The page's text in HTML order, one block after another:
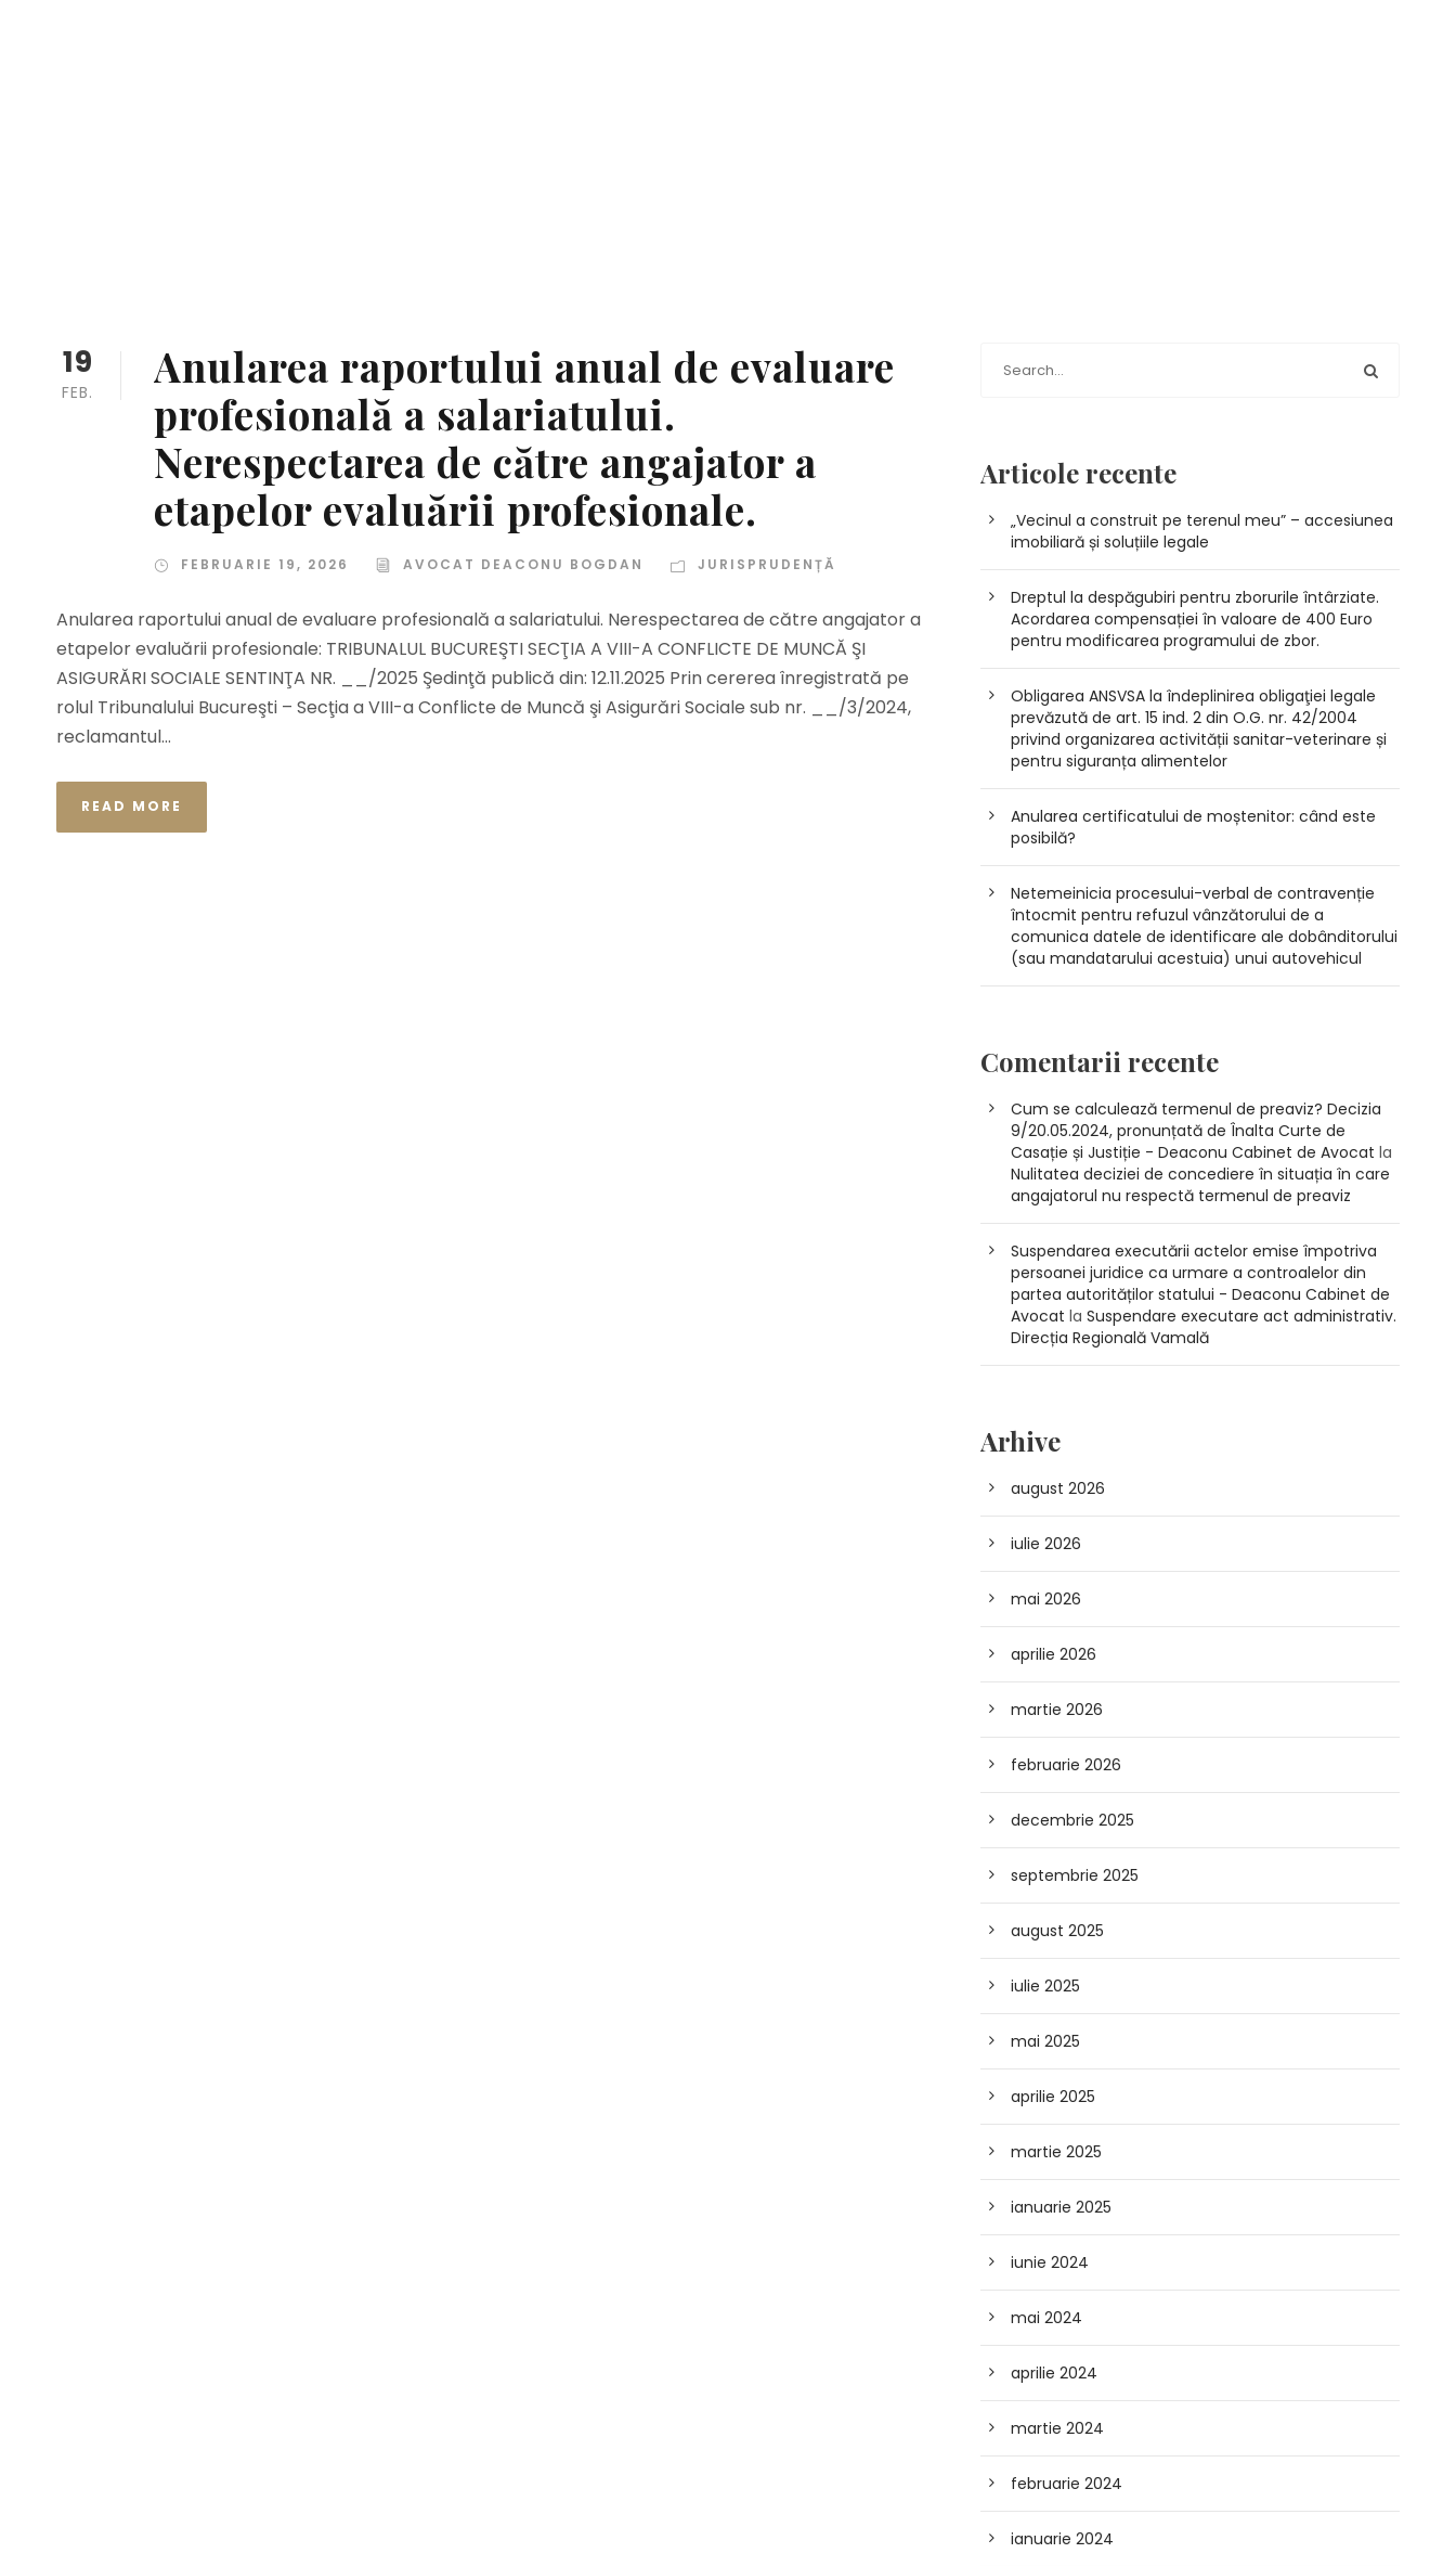
19
FEB.
Anularea raportului anual de evaluare
profesională a salariatului.
Nerespectarea de către angajator a
etapelor evaluării profesionale.
FEBRUARIE 19, 2026 AVOCAT DEACONU BOGDAN JURISPRUDENȚĂ
Anularea raportului anual de evaluare profesională a salariatului. Nerespectarea de către angajator a
etapelor evaluării profesionale: TRIBUNALUL BUCUREŞTI SECŢIA A VIII-A CONFLICTE DE MUNCĂ ŞI
ASIGURĂRI SOCIALE SENTINŢA NR. __/2025 Şedinţă publică din: 12.11.2025 Prin cererea înregistrată pe
rolul Tribunalului Bucureşti – Secţia a VIII-a Conflicte de Muncă şi Asigurări Sociale sub nr. __/3/2024,
reclamantul...
READ MORE
Articole recente
„Vecinul a construit pe terenul meu” – accesiunea
imobiliară și soluțiile legale
Dreptul la despăgubiri pentru zborurile întârziate.
Acordarea compensației în valoare de 400 Euro
pentru modificarea programului de zbor.
Obligarea ANSVSA la îndeplinirea obligaţiei legale
prevăzută de art. 15 ind. 2 din O.G. nr. 42/2004
privind organizarea activității sanitar-veterinare și
pentru siguranța alimentelor
Anularea certificatului de moștenitor: când este
posibilă?
Netemeinicia procesului-verbal de contravenție
întocmit pentru refuzul vânzătorului de a
comunica datele de identificare ale dobânditorului
(sau mandatarului acestuia) unui autovehicul
Comentarii recente
Cum se calculează termenul de preaviz? Decizia
9/20.05.2024, pronunțată de Înalta Curte de
Casație și Justiție - Deaconu Cabinet de Avocat la
Nulitatea deciziei de concediere în situația în care
angajatorul nu respectă termenul de preaviz
Suspendarea executării actelor emise împotriva
persoanei juridice ca urmare a controalelor din
partea autorităților statului - Deaconu Cabinet de
Avocat laSuspendare executare act administrativ.
Direcția Regională Vamală
Arhive
august 2026
iulie 2026
mai 2026
aprilie 2026
martie 2026
februarie 2026
decembrie 2025
septembrie 2025
august 2025
iulie 2025
mai 2025
aprilie 2025
martie 2025
ianuarie 2025
iunie 2024
mai 2024
aprilie 2024
martie 2024
februarie 2024
ianuarie 2024